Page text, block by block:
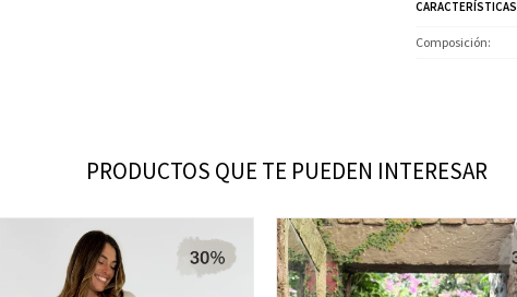
CARACTERÍSTICAS
Composición
PRODUCTOS QUE TE PUEDEN INTERESAR